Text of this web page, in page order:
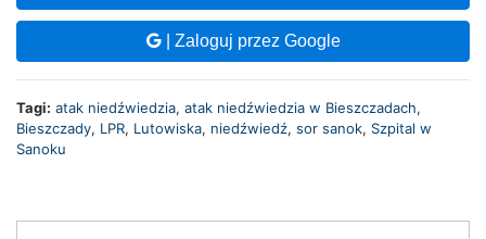
| Zaloguj przez Google
Tagi: atak niedźwiedzia, atak niedźwiedzia w Bieszczadach,
Bieszczady, LPR, Lutowiska, niedźwiedź, sor sanok, Szpital w
Sanoku